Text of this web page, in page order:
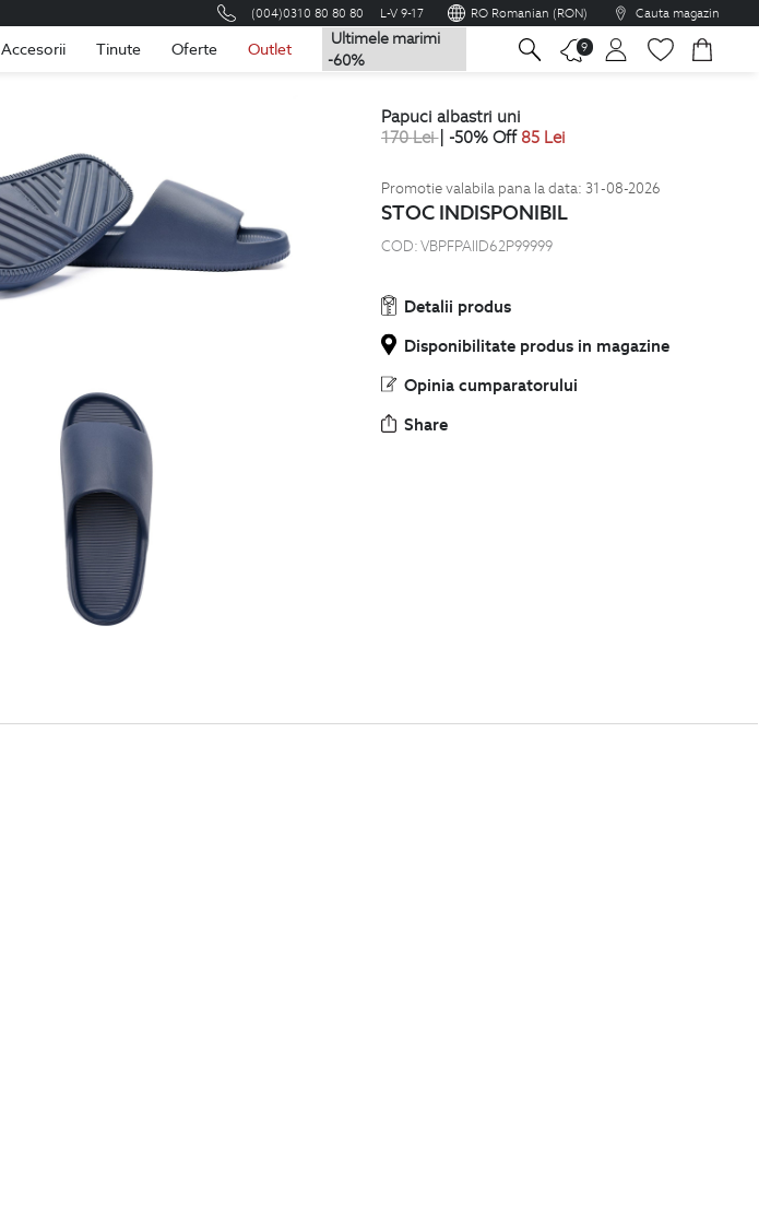
(004)0310 80 80 80 L-V 9-17 RO Romanian (RON) Cauta magazin
Accesorii Tinute Oferte Outlet
Ultimele marimi
-60%
9
Romania Romana
papuci albastri uni
170Lei| -50% Off 85 Lei
Promotie valabila pana la data: 31-08-2026
STOC INDISPONIBIL
COD:VBPFPAIID62P99999
Detalii produs
Disponibilitate produs in magazine
Opinia cumparatorului
Share